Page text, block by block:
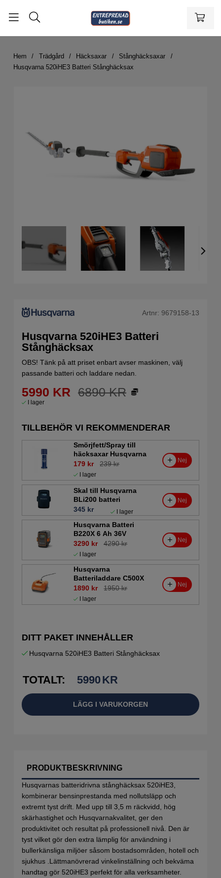
Hem Trädgård Häcksaxar
Stånghäcksaxar
Husqvarna 520iHE3 Batteri Stånghäcksax
Artnr: 9679158-13
Husqvarna 520iHE3 Batteri
Stånghäcksax
OBS! Tänk på att priset enbart avser maskinen, välj
passande batteri och laddare nedan.
6890KR
5990 KR
I lager
TILLBEHÖR VI REKOMMENDERAR
Smörjfett/Spray till
häcksaxar Husqvarna
179 kr
239 kr
I lager
Nej
Skal till Husqvarna
BLi200 batteri
345 kr
I lager
Nej
Husqvarna Batteri
B220X 6 Ah 36V
3290 kr
4290 kr
I lager
Nej
Husqvarna
Batteriladdare C500X
1890 kr
1950 kr
I lager
Nej
DITT PAKET INNEHÅLLER
Husqvarna 520iHE3 Batteri Stånghäcksax
TOTALT: 5990KR
LÄGG I VARUKORGEN
PRODUKTBESKRIVNING
Husqvarnas batteridrivna stånghäcksax 520iHE3,
kombinerar bensinprestanda med nollutsläpp och
extremt tyst drift. Med upp till 3,5 m räckvidd, hög
skärhastighet och Husqvarnakvalitet, ger den
produktivitet och resultat på professionell nivå. Den är
tyst vilket gör den extra lämplig för användning i
bullerkänsliga miljöer såsom bostadsområden, hotell och
sjukhus .Lättmanövrerad vinkelinställning och bekväma
handtag gör 520iHE3 perfekt för alla verksamheter.